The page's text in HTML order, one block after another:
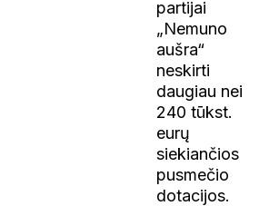
partijai
„Nemuno
aušra“
neskirti
daugiau nei
240 tūkst.
eurų
siekiančios
pusmečio
dotacijos.